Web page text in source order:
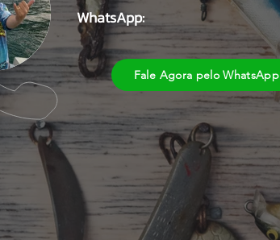
WhatsApp:
Fale Agora pelo WhatsApp